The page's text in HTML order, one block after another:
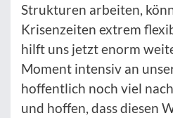
Strukturen arbeiten,
Krisenzeiten extrem
hilft uns jetzt enorm
Moment intensiv an
hoffentlich noch viel
und hoffen, dass diesen